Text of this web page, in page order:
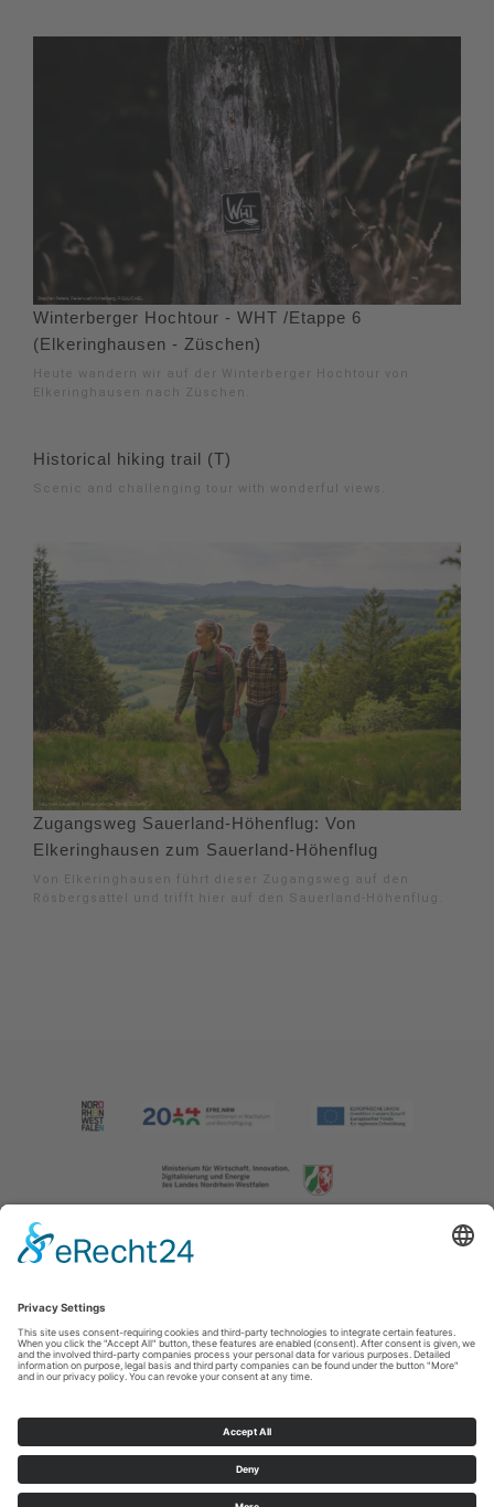
Winterberger Hochtour - WHT /Etappe 6
(Elkeringhausen - Züschen)
Heute wandern wir auf der Winterberger Hochtour von
Elkeringhausen nach Züschen.
Historical hiking trail (T)
Scenic and challenging tour with wonderful views.
Zugangsweg Sauerland-Höhenflug: Von
Elkeringhausen zum Sauerland-Höhenflug
Von Elkeringhausen führt dieser Zugangsweg auf den
Rösbergsattel und trifft hier auf den Sauerland-Höhenflug.
Imprint|Contact us|Privacy policy
T: +49 (0) 2974 202190 E: info@sauerland.com
Cookie-Einstellungen